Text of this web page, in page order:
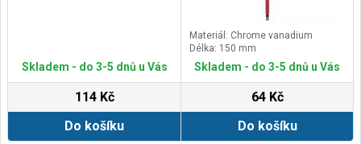
Skladem - do 3-5 dnů u Vás
114 Kč
Do košíku
Materiál: Chrome vanadium
Délka: 150 mm
Skladem - do 3-5 dnů u Vás
64 Kč
Do košíku